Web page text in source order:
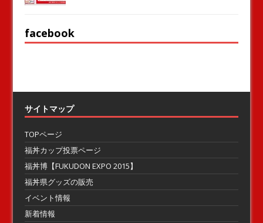
facebook
サイトマップ
TOPページ
福丼カップ投票ページ
福丼博【FUKUDON EXPO 2015】
福丼県グッズの販売
イベント情報
新着情報